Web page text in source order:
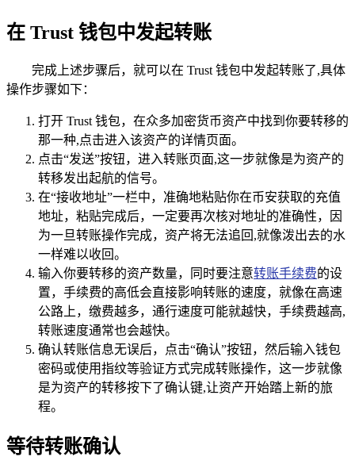
在 Trust 钱包中发起转账
完成上述步骤后，就可以在 Trust 钱包中发起转账了,具体
操作步骤如下：
打开 Trust 钱包，在众多加密货币资产中找到你要转移的
那一种,点击进入该资产的详情页面。
点击“发送”按钮，进入转账页面,这一步就像是为资产的
转移发出起航的信号。
在“接收地址”一栏中，准确地粘贴你在币安获取的充值
地址，粘贴完成后，一定要再次核对地址的准确性，因
为一旦转账操作完成，资产将无法追回,就像泼出去的水
一样难以收回。
输入你要转移的资产数量，同时要注意转账手续费的设
置，手续费的高低会直接影响转账的速度，就像在高速
公路上，缴费越多，通行速度可能就越快，手续费越高,
转账速度通常也会越快。
确认转账信息无误后，点击“确认”按钮，然后输入钱包
密码或使用指纹等验证方式完成转账操作，这一步就像
是为资产的转移按下了确认键,让资产开始踏上新的旅
程。
等待转账确认